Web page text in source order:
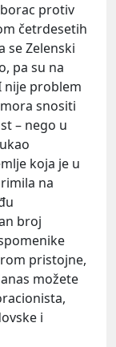
protiv
četrdesetih
se Zelenski
pa su na
nije problem
snositi
– nego u
koja je u
na
broj
pristojne,
možete
i